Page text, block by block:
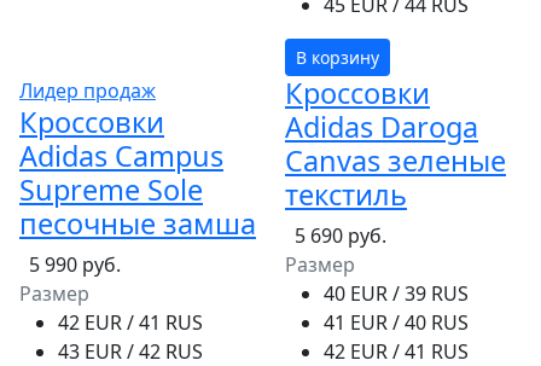
В корзину
Лидер продаж
Кроссовки
Adidas Campus
Supreme Sole
песочные замша
5 990 руб.
Размер
42 EUR / 41 RUS
43 EUR / 42 RUS
Кроссовки
Adidas Daroga
Canvas зеленые
текстиль
5 690 руб.
Размер
40 EUR / 39 RUS
41 EUR / 40 RUS
42 EUR / 41 RUS